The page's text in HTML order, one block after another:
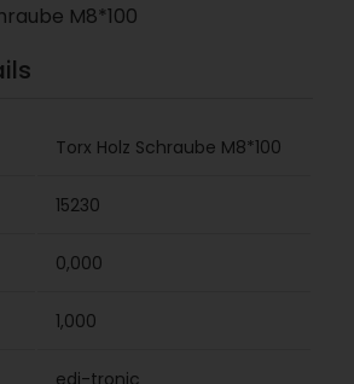
M8*100
Torx Holz Schraube M8*100
15230
0,000
1,000